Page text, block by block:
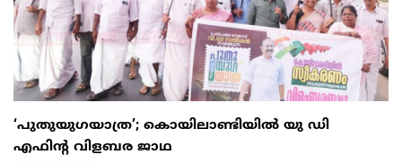
‘പുതുയുഗയാത്ര’; കൊയിലാണ്ടിയിൽ യു ഡി
എഫിന്റ വിളബര ജാഥ